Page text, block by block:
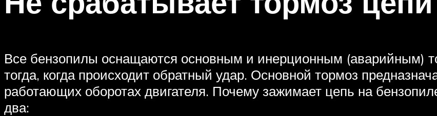
Все бензопилы оснащаются основным и инерционным (аварийным)
тогда, когда происходит обратный удар. Основной тормоз
работающих оборотах двигателя. Почему зажимает цепь на
два: